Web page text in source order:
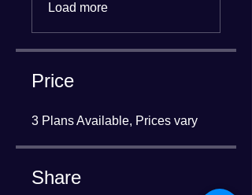
Load more
Price
3 Plans Available, Prices vary
Share